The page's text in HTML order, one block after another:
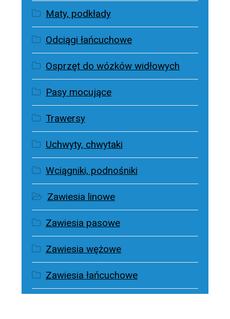
Maty, podkłady
Odciągi łańcuchowe
Osprzęt do wózków widłowych
Pasy mocujące
Trawersy
Uchwyty, chwytaki
Wciągniki, podnośniki
Zawiesia linowe
Zawiesia pasowe
Zawiesia wężowe
Zawiesia łańcuchowe